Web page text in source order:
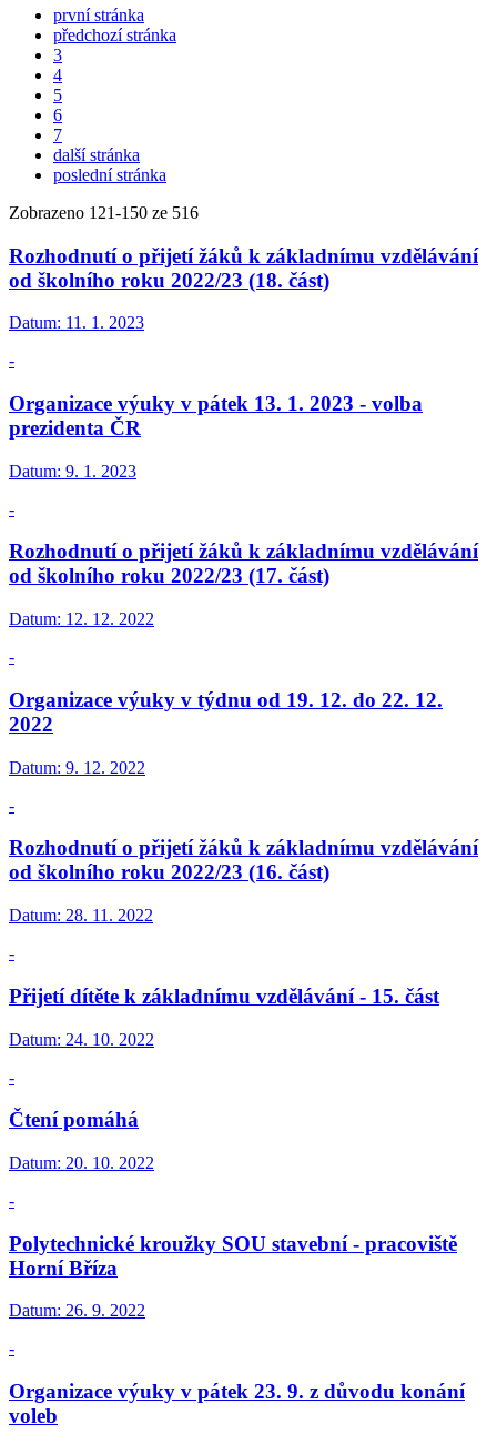
první stránka
předchozí stránka
3
4
5
6
7
další stránka
poslední stránka
Zobrazeno 121-150 ze 516
Rozhodnutí o přijetí žáků k základnímu vzdělávání
od školního roku 2022/23 (18. část)
Datum: 11. 1. 2023
-
Organizace výuky v pátek 13. 1. 2023 - volba
prezidenta ČR
Datum: 9. 1. 2023
-
Rozhodnutí o přijetí žáků k základnímu vzdělávání
od školního roku 2022/23 (17. část)
Datum: 12. 12. 2022
-
Organizace výuky v týdnu od 19. 12. do 22. 12.
2022
Datum: 9. 12. 2022
-
Rozhodnutí o přijetí žáků k základnímu vzdělávání
od školního roku 2022/23 (16. část)
Datum: 28. 11. 2022
-
Přijetí dítěte k základnímu vzdělávání - 15. část
Datum: 24. 10. 2022
-
Čtení pomáhá
Datum: 20. 10. 2022
-
Polytechnické kroužky SOU stavební - pracoviště
Horní Bříza
Datum: 26. 9. 2022
-
Organizace výuky v pátek 23. 9. z důvodu konání
voleb